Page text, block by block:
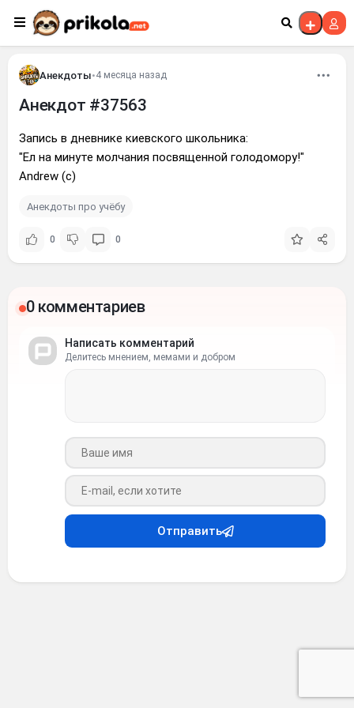
Перейти к контенту
Анекдоты•4 месяца назад
Анекдот #37563
Запись в дневнике киевского школьника:
"Ел на минуте молчания посвященной голодомору!"
Andrew (c)
Анекдоты про учёбу
0 0
0 комментариев
Написать комментарий
Делитесь мнением, мемами и добром
Ваше имя
Ваш e-mail
Отправить